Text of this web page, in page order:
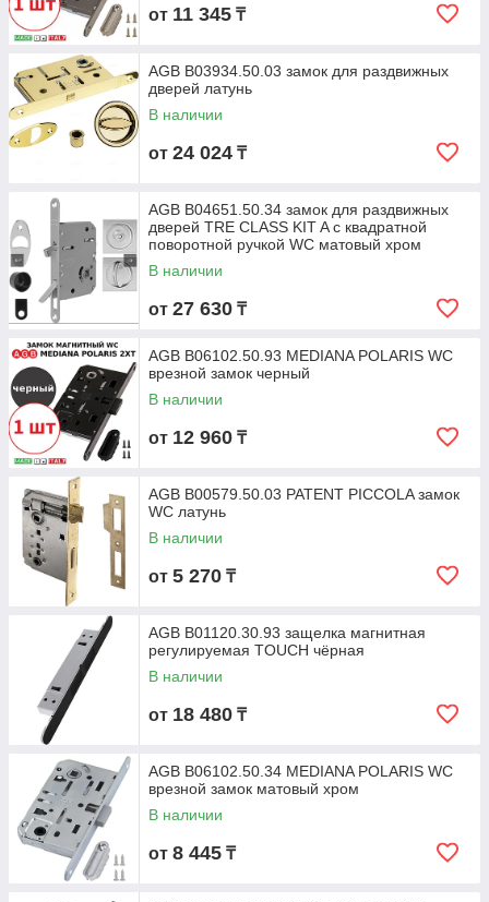
от 11 345 ₸
AGB B03934.50.03 замок для раздвижных
дверей латунь
В наличии
от 24 024 ₸
AGB B04651.50.34 замок для раздвижных
дверей TRE CLASS KIT A с квадратной
поворотной ручкой WC матовый хром
В наличии
от 27 630 ₸
AGB B06102.50.93 MEDIANA POLARIS WC
врезной замок черный
В наличии
от 12 960 ₸
AGB B00579.50.03 PATENT PICCOLA замок
WC латунь
В наличии
от 5 270 ₸
AGB B01120.30.93 защелка магнитная
регулируемая TOUCH чёрная
В наличии
от 18 480 ₸
AGB B06102.50.34 MEDIANA POLARIS WC
врезной замок матовый хром
В наличии
от 8 445 ₸